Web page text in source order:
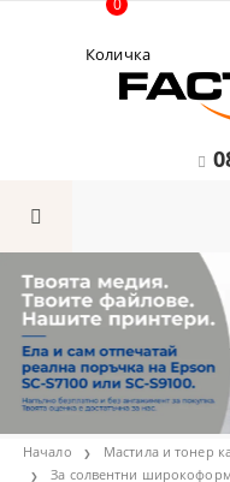
Количка
0
Начало Мастила и тонер
За солвентни